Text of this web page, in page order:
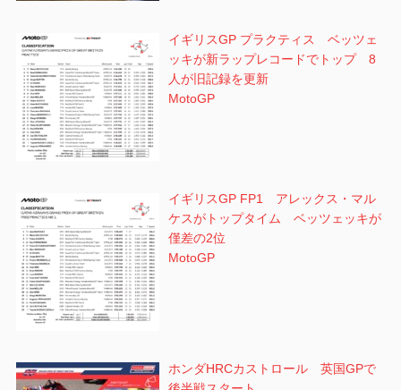
イギリスGP プラクティス ベッツェ
ッキが新ラップレコードでトップ 8
人が旧記録を更新
MotoGP
イギリスGP FP1 アレックス・マル
ケスがトップタイム ベッツェッキが
僅差の2位
MotoGP
ホンダHRCカストロール 英国GPで